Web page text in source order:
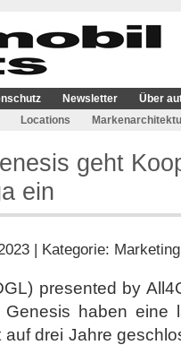
Newsletter
Über
Locations
geht
ein
| Kategorie: Marketing
presented by
Genesis haben eine
drei Jahre